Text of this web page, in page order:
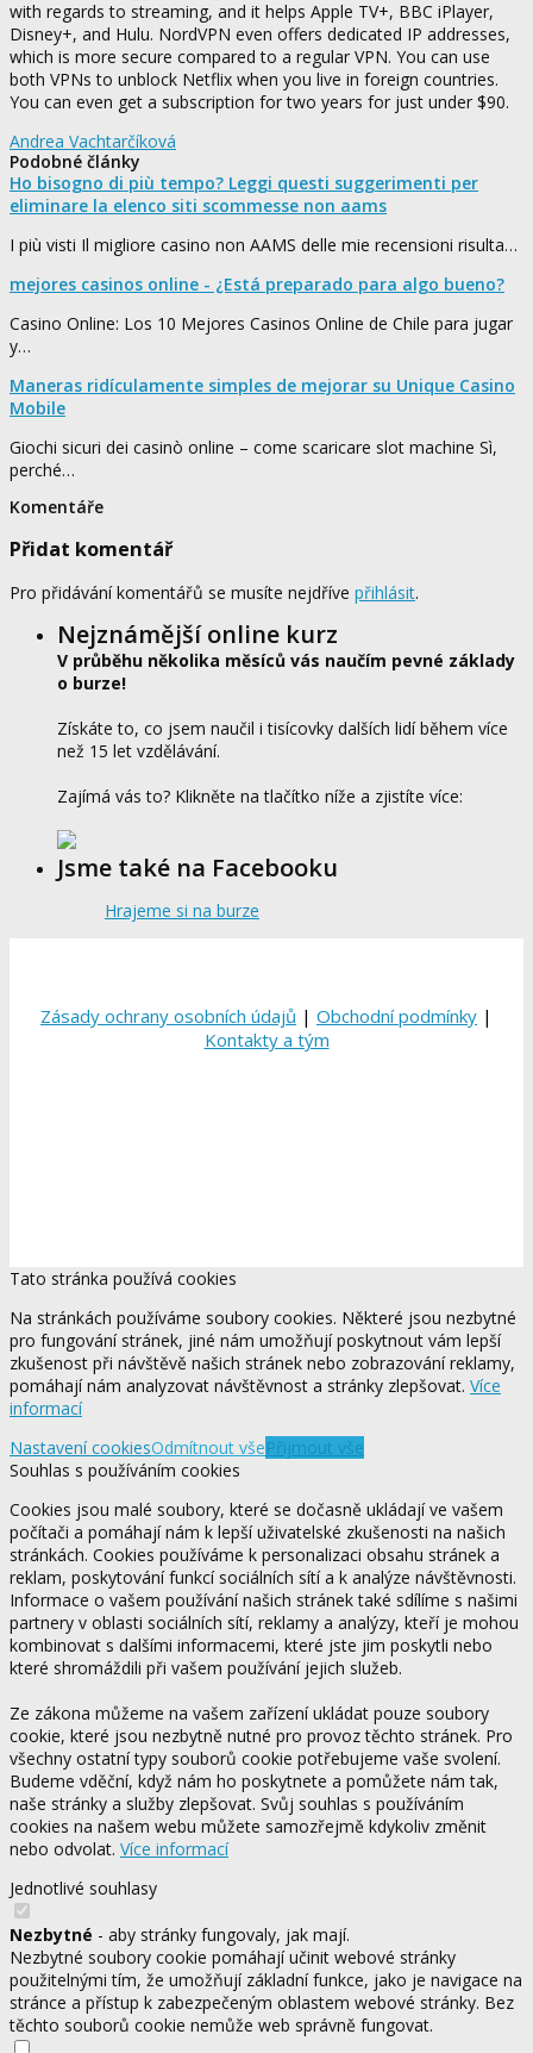
with regards to streaming, and it helps Apple TV+, BBC iPlayer,
Disney+, and Hulu. NordVPN even offers dedicated IP addresses,
which is more secure compared to a regular VPN. You can use
both VPNs to unblock Netflix when you live in foreign countries.
You can even get a subscription for two years for just under $90.
Andrea Vachtarčíková
Podobné články
Ho bisogno di più tempo? Leggi questi suggerimenti per
eliminare la elenco siti scommesse non aams
I più visti Il migliore casino non AAMS delle mie recensioni risulta…
mejores casinos online - ¿Está preparado para algo bueno?
Casino Online: Los 10 Mejores Casinos Online de Chile para jugar
y…
Maneras ridículamente simples de mejorar su Unique Casino
Mobile
Giochi sicuri dei casinò online – come scaricare slot machine Sì,
perché…
Komentáře
Přidat komentář
Pro přidávání komentářů se musíte nejdříve přihlásit.
Nejznámější online kurz
V průběhu několika měsíců vás naučím pevné základy
o burze!
Získáte to, co jsem naučil i tisícovky dalších lidí během více
než 15 let vzdělávání.
Zajímá vás to? Klikněte na tlačítko níže a zjistíte více:
Jsme také na Facebooku
Hrajeme si na burze
Zásady ochrany osobních údajů | Obchodní podmínky |
Kontakty a tým
Tato stránka používá cookies
Na stránkách používáme soubory cookies. Některé jsou nezbytné
pro fungování stránek, jiné nám umožňují poskytnout vám lepší
zkušenost při návštěvě našich stránek nebo zobrazování reklamy,
pomáhají nám analyzovat návštěvnost a stránky zlepšovat. Více
informací
Nastavení cookiesOdmítnout všePřijmout vše
Souhlas s používáním cookies
Cookies jsou malé soubory, které se dočasně ukládají ve vašem
počítači a pomáhají nám k lepší uživatelské zkušenosti na našich
stránkách. Cookies používáme k personalizaci obsahu stránek a
reklam, poskytování funkcí sociálních sítí a k analýze návštěvnosti.
Informace o vašem používání našich stránek také sdílíme s našimi
partnery v oblasti sociálních sítí, reklamy a analýzy, kteří je mohou
kombinovat s dalšími informacemi, které jste jim poskytli nebo
které shromáždili při vašem používání jejich služeb.
Ze zákona můžeme na vašem zařízení ukládat pouze soubory
cookie, které jsou nezbytně nutné pro provoz těchto stránek. Pro
všechny ostatní typy souborů cookie potřebujeme vaše svolení.
Budeme vděční, když nám ho poskytnete a pomůžete nám tak,
naše stránky a služby zlepšovat. Svůj souhlas s používáním
cookies na našem webu můžete samozřejmě kdykoliv změnit
nebo odvolat. Více informací
Jednotlivé souhlasy
Nezbytné - aby stránky fungovaly, jak mají.
Nezbytné soubory cookie pomáhají učinit webové stránky
použitelnými tím, že umožňují základní funkce, jako je navigace na
stránce a přístup k zabezpečeným oblastem webové stránky. Bez
těchto souborů cookie nemůže web správně fungovat.